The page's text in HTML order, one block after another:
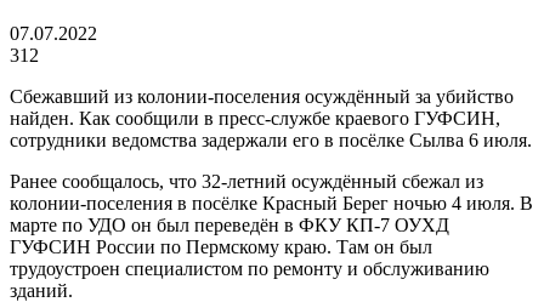
07.07.2022
312
Сбежавший из колонии-поселения осуждённый за убийство
найден. Как сообщили в пресс-службе краевого ГУФСИН,
сотрудники ведомства задержали его в посёлке Сылва 6 июля.
Ранее сообщалось, что 32-летний осуждённый сбежал из
колонии-поселения в посёлке Красный Берег ночью 4 июля. В
марте по УДО он был переведён в ФКУ КП-7 ОУХД
ГУФСИН России по Пермскому краю. Там он был
трудоустроен специалистом по ремонту и обслуживанию
зданий.